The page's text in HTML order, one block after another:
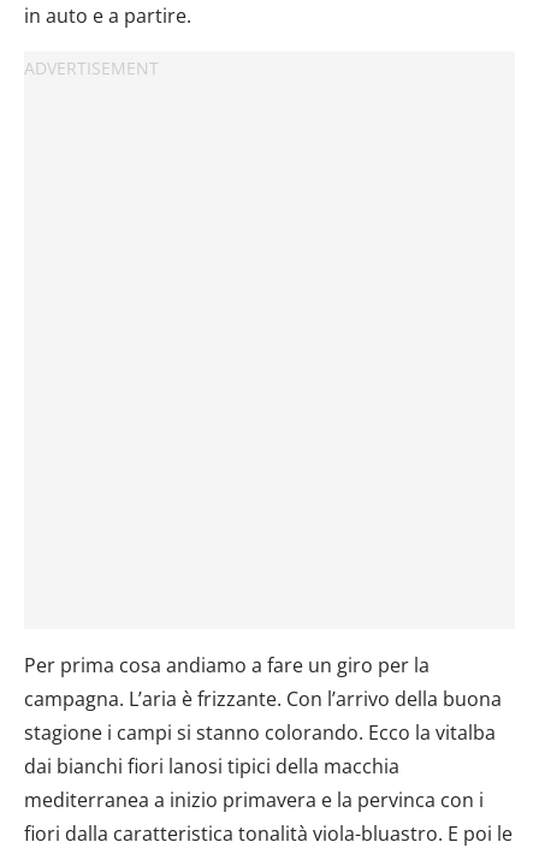
in auto e a partire.
Per prima cosa andiamo a fare un giro per la
campagna. L’aria è frizzante. Con l’arrivo della buona
stagione i campi si stanno colorando. Ecco la vitalba
dai bianchi fiori lanosi tipici della macchia
mediterranea a inizio primavera e la pervinca con i
fiori dalla caratteristica tonalità viola-bluastro. E poi le